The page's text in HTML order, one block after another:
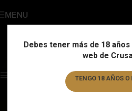
Debes tener más de 18
web de
TENGO 18 AÑOS O
MENU Satan